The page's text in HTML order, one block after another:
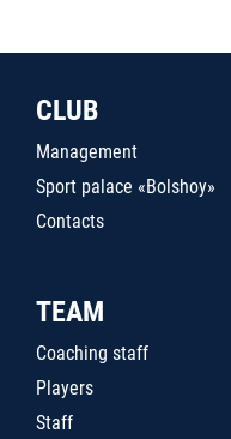
CLUB
Management
Sport palace «Bolshoy»
Contacts
TEAM
Coaching staff
Players
Staff